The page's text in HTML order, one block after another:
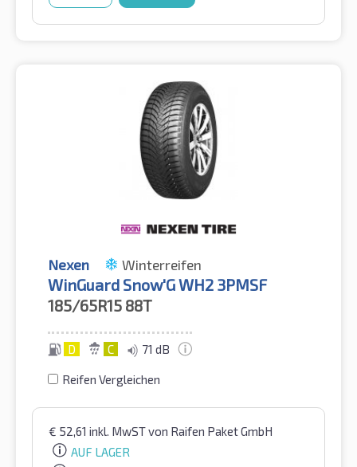
Nexen Winterreifen
WinGuard Snow'G WH2 3PMSF
185/65R15 88T
D C 71 dB
Reifen Vergleichen
€ 52,61 inkl. MwSTvon Raifen Paket GmbH
AUF LAGER